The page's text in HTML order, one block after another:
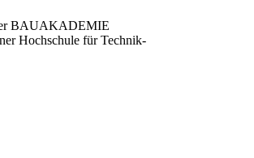
BAUAKADEMIE
Hochschule für Technik-